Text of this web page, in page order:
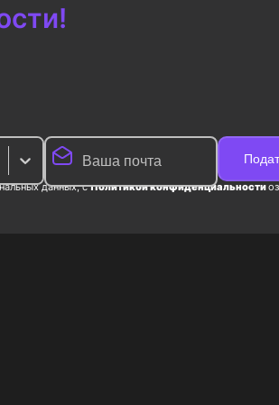
данных, с Политикой конфиденциальности